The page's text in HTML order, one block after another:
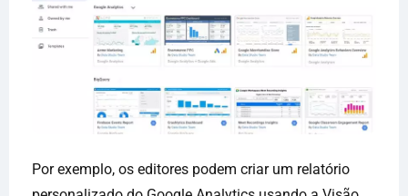
Por exemplo, os editores podem criar um relatório